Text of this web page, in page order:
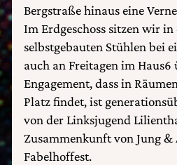
Bergstraße hinaus eine
Im Erdgeschoss sitzen wir
selbstgebauten Stühlen bei
auch an Freitagen im Haus6
Engagement, dass in
Platz findet, ist
von der Linksjugend
Zusammenkunft von Jung &
Fabelhoffest.